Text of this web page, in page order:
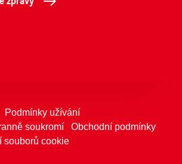
Podmínky užívání
soukromí
Obchodní podmínky
souborů cookie